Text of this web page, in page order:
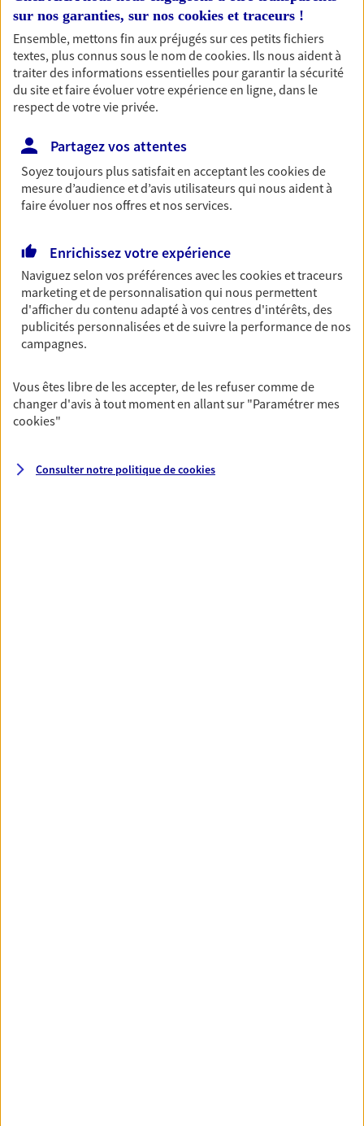
Habitation
Votre logement est unique, comme vous. Le
contrat Ma Maison assure votre sérénité en
protégeant ce qui vous tient à coeur.
Garantie Accidents de la Vie
Bricoleuse, féru de jardinage, pâtissier en herbe
ou grande lectrice… personne n'est à l'abri d'un
accident du quotidien. Avec Ma Protection
Accident, protégez votre qualité de vie et vos
Multirisque Professionnelle
Gagnez en simplicité et en sérénité avec votre
assurance multirisque professionnelle. Un contrat
unique pour protéger vos locaux, matériels pro,
équipements et stocks… sans oublier votre
sur nos garanties, sur nos cookies et traceurs !
Ensemble, mettons fin aux préjugés sur ces petits fichiers
textes, plus connus sous le nom decookies. Ils nous aident à
traiter des informations essentielles pour garantir la sécurité
du site et faire évoluer votre expérience en ligne, dans le
respect de votre vie privée.
Partagez vos attentes
Soyez toujours plus satisfait en acceptant lescookiesde
mesure d’audience et d’avis utilisateurs qui nous aident à
faire évoluer nos offres et nos services.
Enrichissez votre expérience
Naviguez selon vos préférences avec lescookies et traceurs
marketing et de personnalisation qui nous permettent
d'afficher du contenu adapté à vos centres d'intérêts, des
publicités personnalisées et de suivre la performance de nos
campagnes.
Vous êtes libre de les accepter, de les refuser comme de
changer d'avis à tout moment en allant sur "Paramétrer mes
cookies"
Consulter notre politique decookies